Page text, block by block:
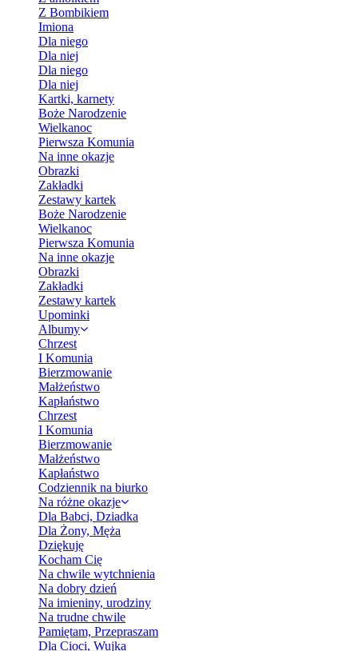
Z Bombikiem
Imiona
Dla niego
Dla niej
Dla niego
Dla niej
Kartki, karnety
Boże Narodzenie
Wielkanoc
Pierwsza Komunia
Na inne okazje
Obrazki
Zakładki
Zestawy kartek
Boże Narodzenie
Wielkanoc
Pierwsza Komunia
Na inne okazje
Obrazki
Zakładki
Zestawy kartek
Upominki
Albumy
Chrzest
I Komunia
Bierzmowanie
Małżeństwo
Kapłaństwo
Chrzest
I Komunia
Bierzmowanie
Małżeństwo
Kapłaństwo
Codziennik na biurko
Na różne okazje
Dla Babci, Dziadka
Dla Żony, Męża
Dziękuję
Kocham Cię
Na chwile wytchnienia
Na dobry dzień
Na imieniny, urodziny
Na trudne chwile
Pamiętam, Przepraszam
Dla Cioci, Wujka